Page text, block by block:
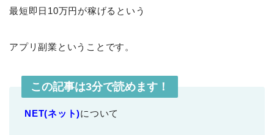
最短即日10万円が稼げるという
アプリ副業ということです。
この記事は3分で読めます！
NET(ネット)について